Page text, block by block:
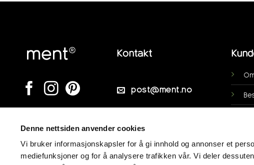
Denne nettsiden anvender cookies
Vi bruker informasjonskapsler for å gi innhold og annonser et
mediefunksjoner og for å analysere trafikken vår. Vi deler
Åpningstider
Kontakt
post@ment.no